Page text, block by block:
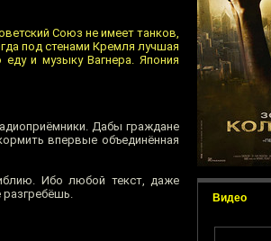
Видео
Союз не имеет танков,
под стенами Кремля лучшая
и музыку Вагнера. Япония
Дабы граждане
впервые объединённая
Ибо любой текст, даже